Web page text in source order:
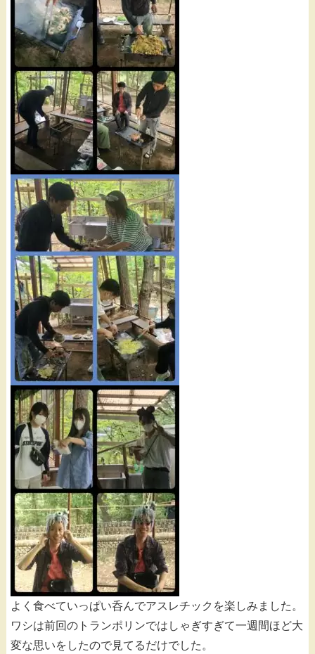
よく食べていっぱい呑んでアスレチックを楽しみました。
ワシは前回のトランポリンではしゃぎすぎて一週間ほど大
変な思いをしたので見てるだけでした。